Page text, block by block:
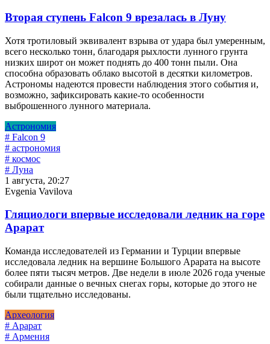
Вторая ступень Falcon 9 врезалась в Луну
Хотя тротиловый эквивалент взрыва от удара был умеренным,
всего несколько тонн, благодаря рыхлости лунного грунта
низких широт он может поднять до 400 тонн пыли. Она
способна образовать облако высотой в десятки километров.
Астрономы надеются провести наблюдения этого события и,
возможно, зафиксировать какие-то особенности
выброшенного лунного материала.
Астрономия
# Falcon 9
# астрономия
# космос
# Луна
1 августа, 20:27
Evgenia Vavilova
Гляциологи впервые исследовали ледник на горе
Арарат
Команда исследователей из Германии и Турции впервые
исследовала ледник на вершине Большого Арарата на высоте
более пяти тысяч метров. Две недели в июле 2026 года ученые
собирали данные о вечных снегах горы, которые до этого не
были тщательно исследованы.
Археология
# Арарат
# Армения